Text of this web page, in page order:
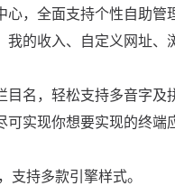
心，全面支持个性自助
我的收入、自定义网址
目名，轻松支持多音字及
实现你想要实现的终端
支持多款引擎样式。